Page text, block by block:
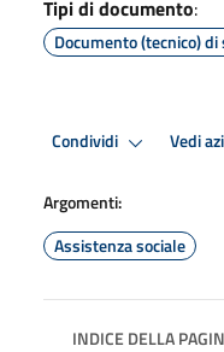
Tipi di documento:
Documento (tecnico)
Condividi Vedi
Argomenti:
Assistenza sociale
INDICE DELLA